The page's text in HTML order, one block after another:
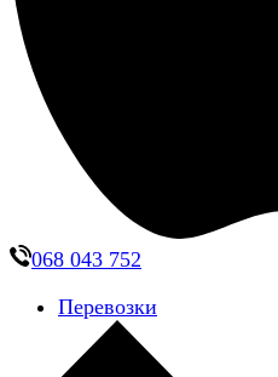
068 043 752
Перевозки